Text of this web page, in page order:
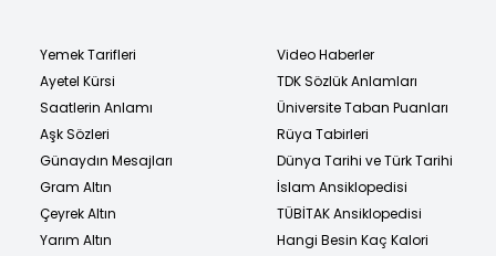
Yemek Tarifleri
Ayetel Kürsi
Saatlerin Anlamı
Aşk Sözleri
Günaydın Mesajları
Gram Altın
Çeyrek Altın
Yarım Altın
Video Haberler
TDK Sözlük Anlamları
Üniversite Taban Puanları
Rüya Tabirleri
Dünya Tarihi ve Türk Tarihi
İslam Ansiklopedisi
TÜBİTAK Ansiklopedisi
Hangi Besin Kaç Kalori